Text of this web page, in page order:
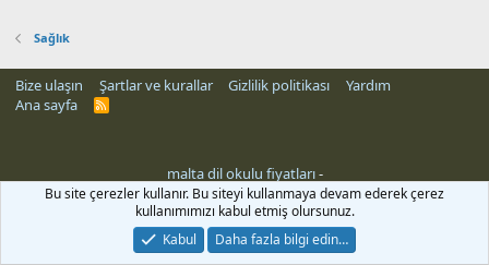
Sağlık
Bize ulaşın Şartlar ve kurallar Gizlilik politikası
Yardım
Ana sayfa
R
malta dil okulu fiyatları-
Bu site çerezler kullanır. Bu siteyi kullanmaya devam ederek çerez
kullanımımızı kabul etmiş olursunuz.
Kabul
Daha fazla bilgi edin…